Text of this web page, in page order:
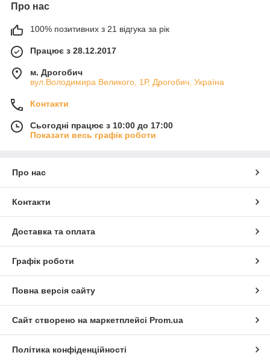
Про нас
100% позитивних з 21 відгука за рік
Працює з 28.12.2017
м. Дрогобич
вул.Володимира Великого, 1Р, Дрогобич, Україна
Контакти
Сьогодні працює з 10:00 до 17:00
Показати весь графік роботи
Про нас
Контакти
Доставка та оплата
Графік роботи
Повна версія сайту
Сайт створено на маркетплейсі Prom.ua
Політика конфіденційності